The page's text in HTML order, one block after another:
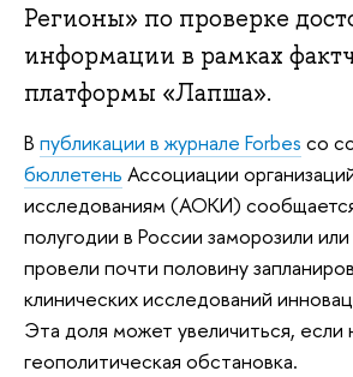
Регионы» по проверке
информации в рамках
платформы «Лапша».
В публикации в журнале Forbes со
бюллетень Ассоциации
исследованиям (АОКИ)
полугодии в России заморозили
провели почти половину
клинических исследований
Эта доля может увеличиться, если
геополитическая обстановка.